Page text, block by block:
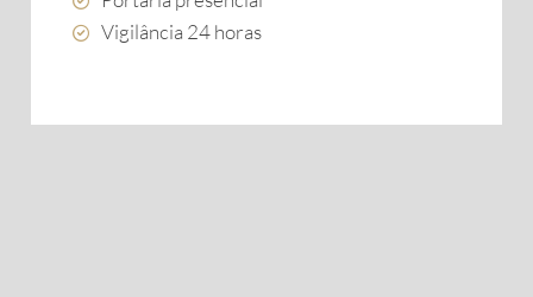
Vigilância 24 horas